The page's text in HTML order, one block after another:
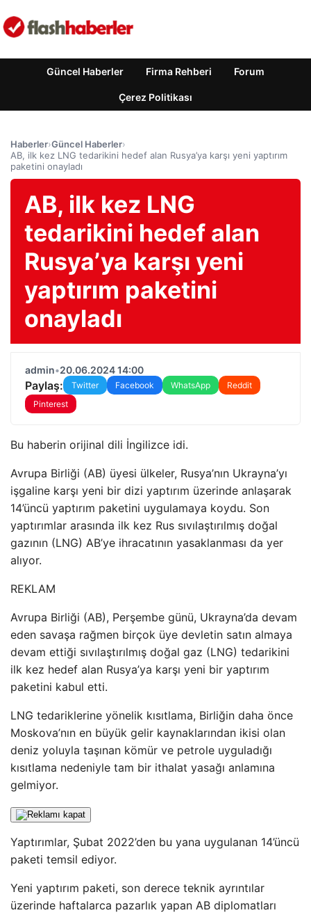
Güncel Haberler Firma Rehberi Forum
Çerez Politikası
Haberler›Güncel Haberler›
AB, ilk kez LNG tedarikini hedef alan Rusya’ya karşı yeni yaptırım
paketini onayladı
AB, ilk kez LNG
tedarikini hedef alan
Rusya’ya karşı yeni
yaptırım paketini
onayladı
admin•20.06.2024 14:00
Paylaş: Twitter Facebook WhatsApp
Reddit
Pinterest
Bu haberin orijinal dili İngilizce idi.
Avrupa Birliği (AB) üyesi ülkeler, Rusya’nın Ukrayna’yı
işgaline karşı yeni bir dizi yaptırım üzerinde anlaşarak
14’üncü yaptırım paketini uygulamaya koydu. Son
yaptırımlar arasında ilk kez Rus sıvılaştırılmış doğal
gazının (LNG) AB’ye ihracatının yasaklanması da yer
alıyor.
REKLAM
Avrupa Birliği (AB), Perşembe günü, Ukrayna’da devam
eden savaşa rağmen birçok üye devletin satın almaya
devam ettiği sıvılaştırılmış doğal gaz (LNG) tedarikini
ilk kez hedef alan Rusya’ya karşı yeni bir yaptırım
paketini kabul etti.
LNG tedariklerine yönelik kısıtlama, Birliğin daha önce
Moskova’nın en büyük gelir kaynaklarından ikisi olan
deniz yoluyla taşınan kömür ve petrole uyguladığı
kısıtlama nedeniyle tam bir ithalat yasağı anlamına
gelmiyor.
Yaptırımlar, Şubat 2022’den bu yana uygulanan 14’üncü
paketi temsil ediyor.
Yeni yaptırım paketi, son derece teknik ayrıntılar
üzerinde haftalarca pazarlık yapan AB diplomatları